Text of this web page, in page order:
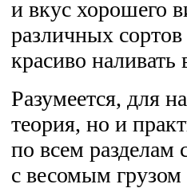
и вкус хорошего
различных
красиво
Разумеется, для
теория, но и
по всем разделам
с весомым грузом